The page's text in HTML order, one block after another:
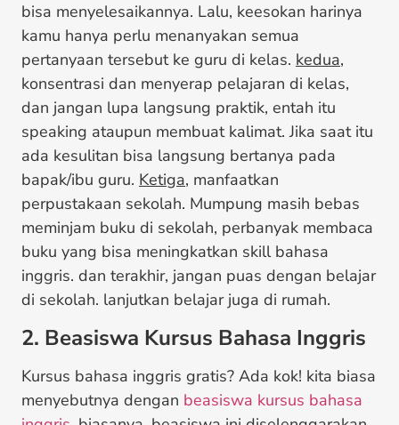
bisa menyelesaikannya. Lalu, keesokan harinya
kamu hanya perlu menanyakan semua
pertanyaan tersebut ke guru di kelas. kedua,
konsentrasi dan menyerap pelajaran di kelas,
dan jangan lupa langsung praktik, entah itu
speaking ataupun membuat kalimat. Jika saat itu
ada kesulitan bisa langsung bertanya pada
bapak/ibu guru. Ketiga, manfaatkan
perpustakaan sekolah. Mumpung masih bebas
meminjam buku di sekolah, perbanyak membaca
buku yang bisa meningkatkan skill bahasa
inggris. dan terakhir, jangan puas dengan belajar
di sekolah. lanjutkan belajar juga di rumah.
2. Beasiswa Kursus Bahasa Inggris
Kursus bahasa inggris gratis? Ada kok! kita biasa
menyebutnya dengan beasiswa kursus bahasa